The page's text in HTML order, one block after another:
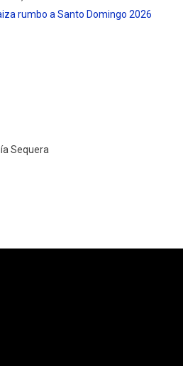
rumbo a Santo Domingo 2026
Sequera